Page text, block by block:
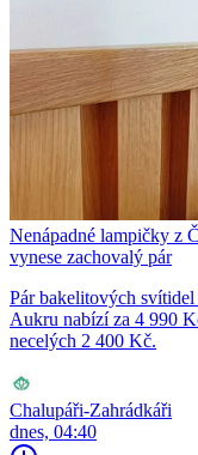
Nenápadné lampičky z
vynese zachovalý pár
Pár bakelitových
Aukru nabízí za 4 990
necelých 2 400 Kč.
Chalupáři-Zahrádkáři
dnes, 04:40